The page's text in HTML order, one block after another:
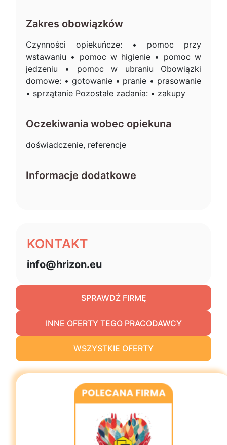
Zakres obowiązków
Czynności opiekuńcze: • pomoc przy
wstawaniu • pomoc w higienie • pomoc w
jedzeniu • pomoc w ubraniu Obowiązki
domowe: • gotowanie • pranie • prasowanie
• sprzątanie Pozostałe zadania: • zakupy
Oczekiwania wobec opiekuna
doświadczenie, referencje
Informacje dodatkowe
KONTAKT
info@hrizon.eu
SPRAWDŹ FIRMĘ
INNE OFERTY TEGO PRACODAWCY
WSZYSTKIE OFERTY